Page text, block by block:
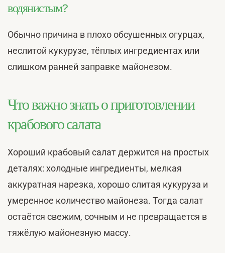
водянистым?
Обычно причина в плохо обсушенных огурцах,
неслитой кукурузе, тёплых ингредиентах или
слишком ранней заправке майонезом.
Что важно знать о приготовлении
крабового салата
Хороший крабовый салат держится на простых
деталях: холодные ингредиенты, мелкая
аккуратная нарезка, хорошо слитая кукуруза и
умеренное количество майонеза. Тогда салат
остаётся свежим, сочным и не превращается в
тяжёлую майонезную массу.